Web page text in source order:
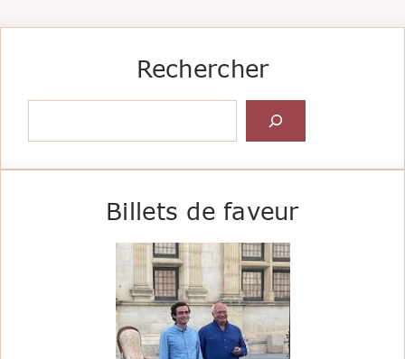
Rechercher
Billets de faveur